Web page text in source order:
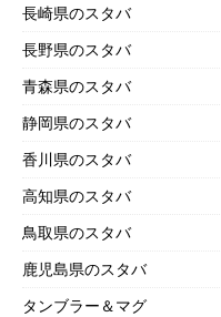
長崎県のスタバ
長野県のスタバ
青森県のスタバ
静岡県のスタバ
香川県のスタバ
高知県のスタバ
鳥取県のスタバ
鹿児島県のスタバ
タンブラー＆マグ